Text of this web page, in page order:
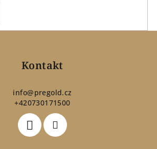
Kontakt
info@pregold.cz
+420730171500